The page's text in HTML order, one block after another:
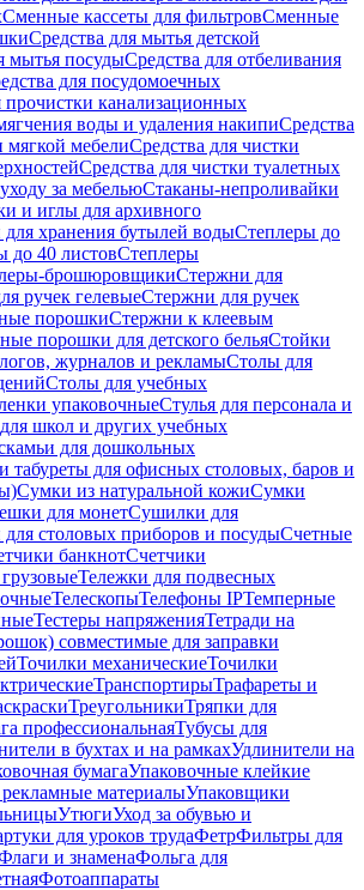
Сменные кассеты для фильтровСменные
Средства для мытья детской
мытья посудыСредства для отбеливания
для посудомоечных
прочистки канализационных
воды и удаления накипиСредства
мягкой мебелиСредства для чистки
Средства для чистки туалетных
за мебельюСтаканы-непроливайки
и иглы для архивного
хранения бутылей водыСтеплеры до
до 40 листовСтеплеры
брошюровщикиСтержни для
ручек гелевыеСтержни для ручек
порошкиСтержни к клеевым
порошки для детского бельяСтойки
журналов и рекламыСтолы для
Столы для учебных
упаковочныеСтулья для персонала и
школ и других учебных
для дошкольных
табуреты для офисных столовых, баров и
Сумки из натуральной кожиСумки
для монетСушилки для
столовых приборов и посудыСчетные
банкнотСчетчики
Тележки для подвесных
ТелескопыТелефоны IPТемперные
Тестеры напряженияТетради на
совместимые для заправки
Точилки механическиеТочилки
ТранспортирыТрафареты и
ТреугольникиТряпки для
профессиональнаяТубусы для
в бухтах и на рамкахУдлинители на
бумагаУпаковочные клейкие
материалыУпаковщики
УтюгиУход за обувью и
для уроков трудаФетрФильтры для
и знаменаФольга для
Фотоаппараты